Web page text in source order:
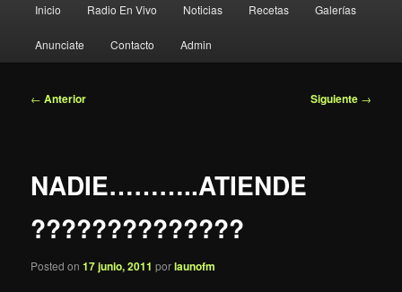
principal
Inicio Radio En Vivo Noticias Recetas Galerías
Anunciate Contacto Admin
Navegación
← Anterior Siguiente →
NADIE………..ATIENDE
??????????????
Posted on17 junio, 2011 porlaunofm